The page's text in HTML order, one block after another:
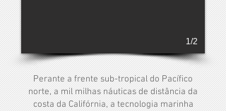
1/2
Perante a frente sub-tropical do Pacífico
norte, a mil milhas náuticas de distância da
costa da Califórnia, a tecnologia marinha